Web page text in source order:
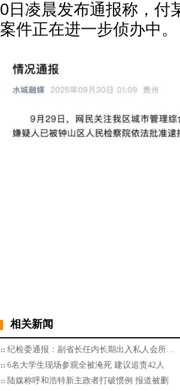
0日凌晨发布通报称，付
案件正在进一步侦办中。
相关新闻
纪检委通报：副省长任内长期出入私人会所…
6名大学生现场参观全被淹死 建议追责42人
陆媒称呼和浩特新主政者打破惯例 报道被删